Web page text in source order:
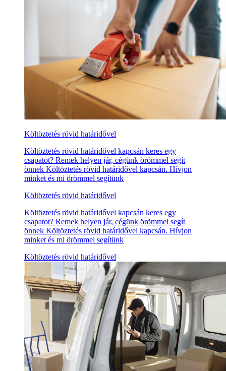
Költöztetés rövid határidővel
Költöztetés rövid határidővel kapcsán keres egy
csapatot? Remek helyen jár, cégünk örömmel segít
önnek Költöztetés rövid határidővel kapcsán. Hívjon
minket és mi örömmel segítünk
Költöztetés rövid határidővel
Költöztetés rövid határidővel kapcsán keres egy
csapatot? Remek helyen jár, cégünk örömmel segít
önnek Költöztetés rövid határidővel kapcsán. Hívjon
minket és mi örömmel segítünk
Költöztetés rövid határidővel